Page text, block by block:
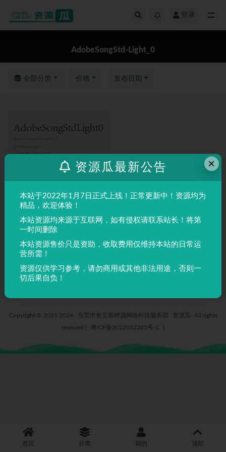
登录
AdobeSongStd-Light_0
全部分类 价格 发布日期
英文字体
AdobeSongStd-Light_0
Copyright © 2021-2026 东莞市长安新烨晟网络科技服务部
资源瓜- All rights
reserved
粤ICP备2022052385号-1
首页 分类 我的 顶部
×
资源瓜最新公告
本站于2022年1月7日正式上线！正常更新中！资源均为
精品，欢迎体验！
本站资源均来源于互联网，如有侵权请联系站长！将第
一时间删除
本站资源售价只是资助，收取费用仅维持本站的日常运
营所需！
资源仅供学习参考，请勿商用或其他非法用途，否则一
切后果自负！